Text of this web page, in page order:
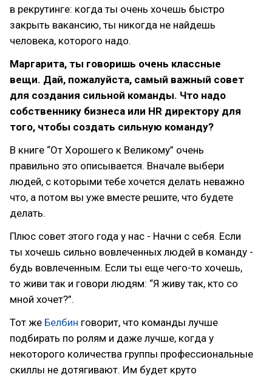
в рекрутинге: когда ты очень хочешь быстро
закрыть вакансию, ты никогда не найдешь
человека, которого надо.
Маргарита, ты говоришь очень классные
вещи. Дай, пожалуйста, самый важный совет
для создания сильной команды. Что надо
собственнику бизнеса или HR директору для
того, чтобы создать сильную команду?
В книге “От Хорошего к Великому” очень
правильно это описывается. Вначале выбери
людей, с которыми тебе хочется делать неважно
что, а потом вы уже вместе решите, что будете
делать.
Плюс совет этого года у нас - Начни с себя. Если
ты хочешь сильно вовлеченных людей в команду -
будь вовлеченным. Если ты еще чего-то хочешь,
то живи так и говори людям: “Я живу так, кто со
мной хочет?”.
Тот же Белбин говорит, что команды лучше
подбирать по ролям и даже лучше, когда у
некоторого количества группы профессиональные
скиллы не дотягивают. Им будет круто